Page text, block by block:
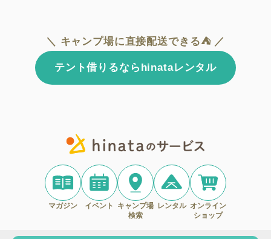
＼ キャンプ場に直接配送できる⛺ ／
テント借りるならhinataレンタル
マガジン イベント
キャンプ場
検索
レンタル オンライン
ショップ